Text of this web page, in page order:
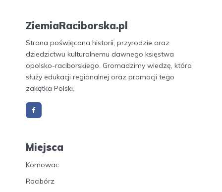
ZiemiaRaciborska.pl
Strona poświęcona historii, przyrodzie oraz
dziedzictwu kulturalnemu dawnego księstwa
opolsko-raciborskiego. Gromadzimy wiedzę, która
służy edukacji regionalnej oraz promocji tego
zakątka Polski.
Miejsca
Kornowac
Racibórz